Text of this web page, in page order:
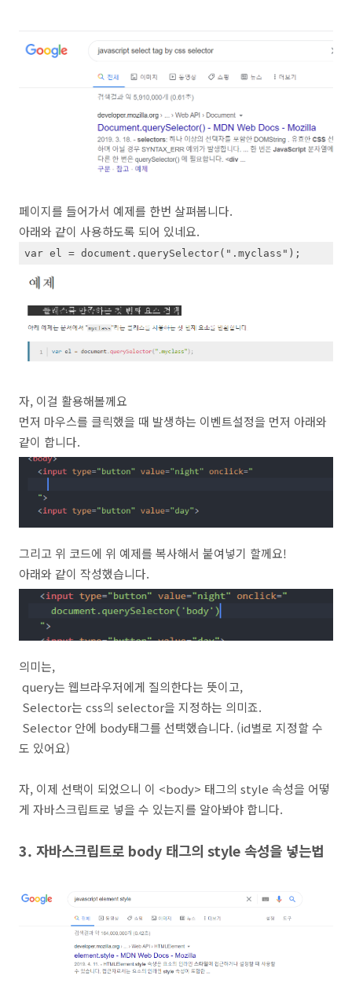
페이지를 들어가서 예제를 한번 살펴봅니다.
아래와 같이 사용하도록 되어 있네요.
var el = document.querySelector(".myclass");
자, 이걸 활용해볼께요
먼저 마우스를 클릭했을 때 발생하는 이벤트설정을 먼저 아래와
같이 합니다.
그리고 위 코드에 위 예제를 복사해서 붙여넣기 할께요!
아래와 같이 작성했습니다.
의미는,
query는 웹브라우저에게 질의한다는 뜻이고,
Selector는 css의 selector을 지정하는 의미죠.
Selector 안에 body태그를 선택했습니다. (id별로 지정할 수
도 있어요)
자, 이제 선택이 되었으니 이 <body> 태그의 style 속성을 어떻
게 자바스크립트로 넣을 수 있는지를 알아봐야 합니다.
3. 자바스크립트로 body 태그의 style 속성을 넣는법